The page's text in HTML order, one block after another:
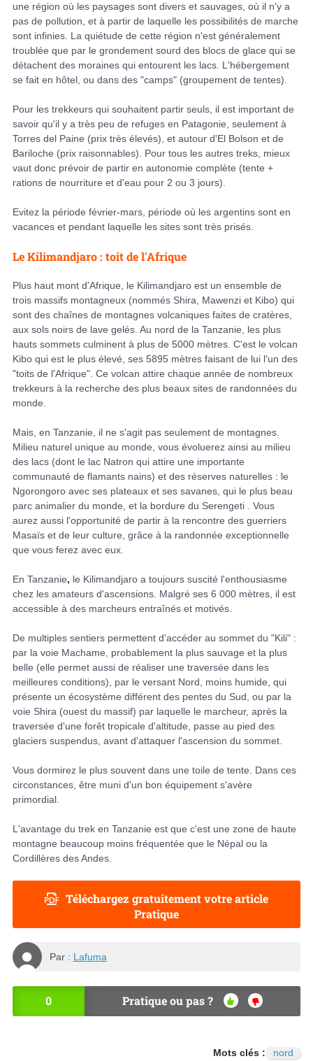
une région où les paysages sont divers et sauvages, où il n'y a
pas de pollution, et à partir de laquelle les possibilités de marche
sont infinies. La quiétude de cette région n'est généralement
troublée que par le grondement sourd des blocs de glace qui se
détachent des moraines qui entourent les lacs. L'hébergement
se fait en hôtel, ou dans des "camps" (groupement de tentes).
Pour les trekkeurs qui souhaitent partir seuls, il est important de
savoir qu'il y a très peu de refuges en Patagonie, seulement à
Torres del Paine (prix très élevés), et autour d'El Bolson et de
Bariloche (prix raisonnables). Pour tous les autres treks, mieux
vaut donc prévoir de partir en autonomie complète (tente +
rations de nourriture et d'eau pour 2 ou 3 jours).
Evitez la période février-mars, période où les argentins sont en
vacances et pendant laquelle les sites sont très prisés.
Le Kilimandjaro : toit de l'Afrique
Plus haut mont d'Afrique, le Kilimandjaro est un ensemble de
trois massifs montagneux (nommés Shira, Mawenzi et Kibo) qui
sont des chaînes de montagnes volcaniques faites de cratères,
aux sols noirs de lave gelés. Au nord de la Tanzanie, les plus
hauts sommets culminent à plus de 5000 mètres. C'est le volcan
Kibo qui est le plus élevé, ses 5895 mètres faisant de lui l'un des
"toits de l'Afrique". Ce volcan attire chaque année de nombreux
trekkeurs à la recherche des plus beaux sites de randonnées du
monde.
Mais, en Tanzanie, il ne s'agit pas seulement de montagnes.
Milieu naturel unique au monde, vous évoluerez ainsi au milieu
des lacs (dont le lac Natron qui attire une importante
communauté de flamants nains) et des réserves naturelles : le
Ngorongoro avec ses plateaux et ses savanes, qui le plus beau
parc animalier du monde, et la bordure du Serengeti . Vous
aurez aussi l'opportunité de partir à la rencontre des guerriers
Masaïs et de leur culture, grâce à la randonnée exceptionnelle
que vous ferez avec eux.
En Tanzanie, le Kilimandjaro a toujours suscité l'enthousiasme
chez les amateurs d'ascensions. Malgré ses 6 000 mètres, il est
accessible à des marcheurs entraînés et motivés.
De multiples sentiers permettent d'accéder au sommet du "Kili" :
par la voie Machame, probablement la plus sauvage et la plus
belle (elle permet aussi de réaliser une traversée dans les
meilleures conditions), par le versant Nord, moins humide, qui
présente un écosystème différent des pentes du Sud, ou par la
voie Shira (ouest du massif) par laquelle le marcheur, après la
traversée d'une forêt tropicale d'altitude, passe au pied des
glaciers suspendus, avant d'attaquer l'ascension du sommet.
Vous dormirez le plus souvent dans une toile de tente. Dans ces
circonstances, être muni d'un bon équipement s'avère
primordial.
L'avantage du trek en Tanzanie est que c'est une zone de haute
montagne beaucoup moins fréquentée que le Népal ou la
Cordillères des Andes.
Téléchargez gratuitement votre article
Pratique
Par : Lafuma
0 Pratique ou pas ?
OU
NO
Mots clés : nord